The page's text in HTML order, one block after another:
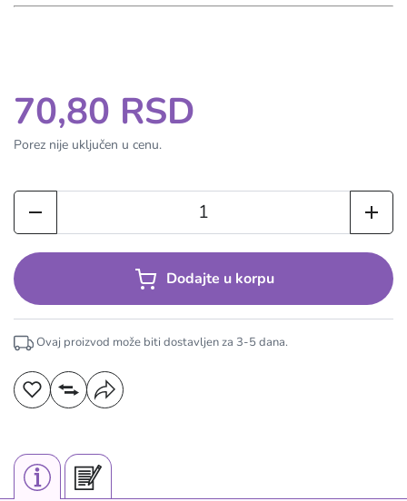
70,80 RSD
Porez nije uključen u cenu.
Dodajte u korpu
Ovaj proizvod može biti dostavljen za 3-5dana.